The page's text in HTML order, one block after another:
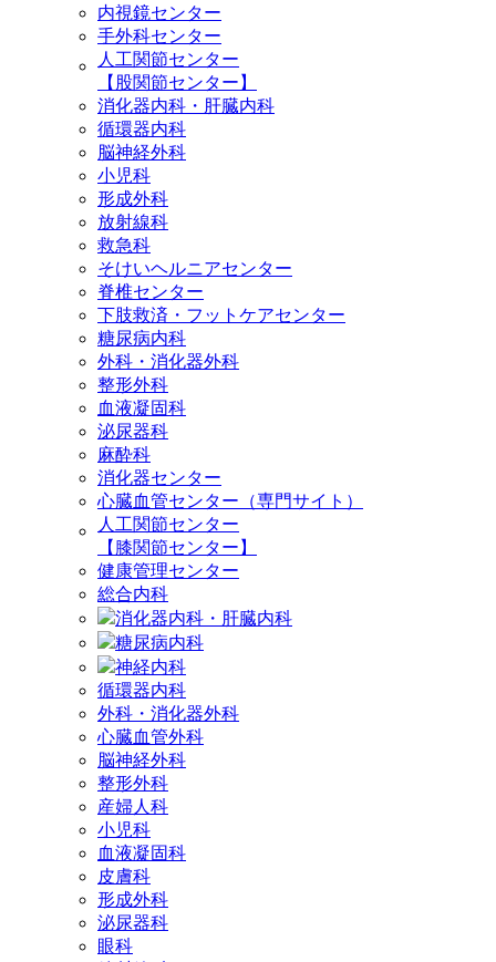
内視鏡センター
手外科センター
人工関節センター
【股関節センター】
消化器内科・肝臓内科
循環器内科
脳神経外科
小児科
形成外科
放射線科
救急科
そけいヘルニアセンター
脊椎センター
下肢救済・フットケアセンター
糖尿病内科
外科・消化器外科
整形外科
血液凝固科
泌尿器科
麻酔科
消化器センター
心臓血管センター（専門サイト）
人工関節センター
【膝関節センター】
健康管理センター
総合内科
消化器内科・肝臓内科
糖尿病内科
神経内科
循環器内科
外科・消化器外科
心臓血管外科
脳神経外科
整形外科
産婦人科
小児科
血液凝固科
皮膚科
形成外科
泌尿器科
眼科